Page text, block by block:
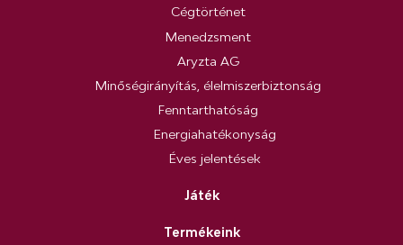
Cégtörténet
Menedzsment
Aryzta AG
Minőségirányítás, élelmiszerbiztonság
Fenntarthatóság
Energiahatékonyság
Éves jelentések
Játék
Termékeink